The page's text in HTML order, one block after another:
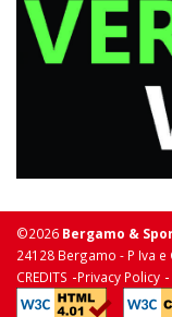
©2026 Bergamo &
24128 Bergamo - P Iva e
CREDITS -Privacy Policy -